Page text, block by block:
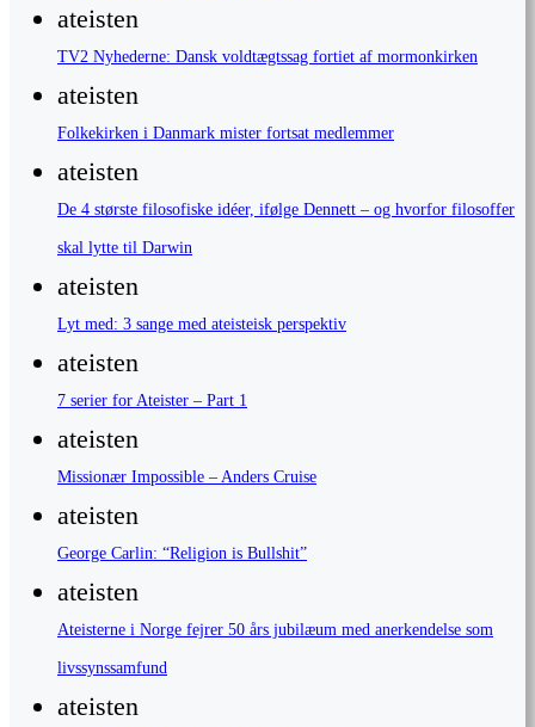
ateisten
TV2 Nyhederne: Dansk voldtægtssag fortiet af mormonkirken
ateisten
Folkekirken i Danmark mister fortsat medlemmer
ateisten
De 4 største filosofiske idéer, ifølge Dennett – og hvorfor filosoffer
skal lytte til Darwin
ateisten
Lyt med: 3 sange med ateisteisk perspektiv
ateisten
7 serier for Ateister – Part 1
ateisten
Missionær Impossible – Anders Cruise
ateisten
George Carlin: “Religion is Bullshit”
ateisten
Ateisterne i Norge fejrer 50 års jubilæum med anerkendelse som
livssynssamfund
ateisten